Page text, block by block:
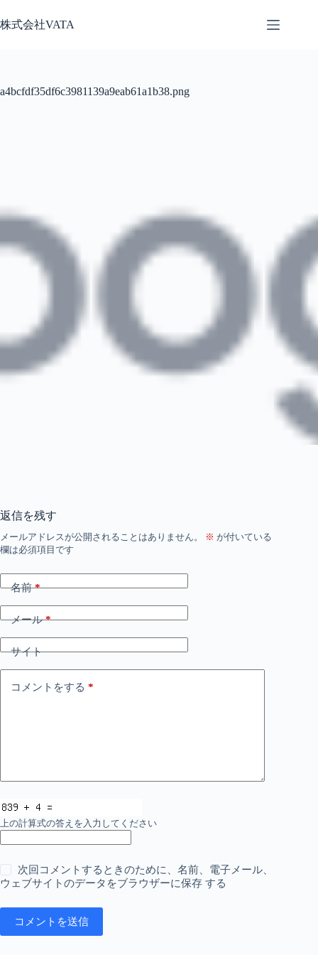
ン
へ
株式会社VATA
a4bcfdf35df6c3981139a9eab61a1b38.png
返信を残す
メールアドレスが公開されることはありません。 ※ が付いている
欄は必須項目です
名前*
メール*
サイト
コメントをする *
上の計算式の答えを入力してください
次回コメントするときのために、名前、電子メール、
ウェブサイトのデータをブラウザーに保存 する
コメントを送信